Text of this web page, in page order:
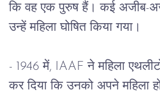
कि वह एक पुरुष हैं। कई अजीब-
उन्हें महिला घोषित किया गया।
- 1946 में, IAAF ने महिला
कर दिया कि उनको अपने महिला